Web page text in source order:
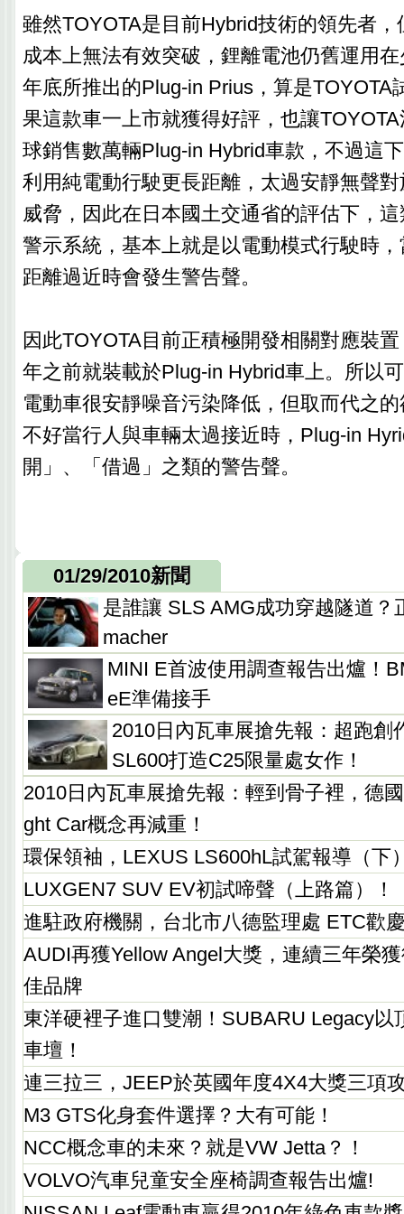
雖然TOYOTA是目前Hybrid技術的領先者
成本上無法有效突破，鋰離電池仍舊運用
年底所推出的Plug-in Prius，算是TOYOTA
果這款車一上市就獲得好評，也讓
球銷售數萬輛Plug-in Hybrid車款，不過這
利用純電動行駛更長距離，太過安靜無聲
威脅，因此在日本國土交通省的評估下，
警示系統，基本上就是以電動模式行駛時
距離過近時會發生警告聲。
因此TOYOTA目前正積極開發相關對應裝
年之前就裝載於Plug-in Hybrid車上。所以
電動車很安靜噪音污染降低，但取而代之
不好當行人與車輛太過接近時，Plug-in
開」、「借過」之類的警告聲。
01/29/2010新聞
是誰讓 SLS AMG成功穿越隧道？
macher
MINI E首波使用調查報告出爐！
eE準備接手
2010日內瓦車展搶先報：超跑創
SL600打造C25限量處女作！
2010日內瓦車展搶先報：輕到骨子裡，德
ght Car概念再減重！
環保領袖，LEXUS LS600hL試駕報導（下
LUXGEN7 SUV EV初試啼聲（上路篇）！
進駐政府機關，台北市八德監理處 ETC歡
AUDI再獲Yellow Angel大獎，連續三年榮
佳品牌
東洋硬裡子進口雙潮！SUBARU Legacy以
車壇！
連三拉三，JEEP於英國年度4X4大獎三項
M3 GTS化身套件選擇？大有可能！
NCC概念車的未來？就是VW Jetta？！
VOLVO汽車兒童安全座椅調查報告出爐!